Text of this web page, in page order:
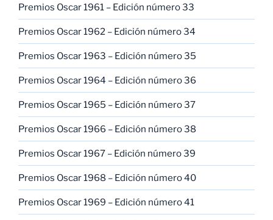
Premios Oscar 1961 – Edición número 33
Premios Oscar 1962 – Edición número 34
Premios Oscar 1963 – Edición número 35
Premios Oscar 1964 – Edición número 36
Premios Oscar 1965 – Edición número 37
Premios Oscar 1966 – Edición número 38
Premios Oscar 1967 – Edición número 39
Premios Oscar 1968 – Edición número 40
Premios Oscar 1969 – Edición número 41